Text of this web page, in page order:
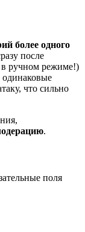
более одного
после
в ручном режиме!)
что сильно
.
поля